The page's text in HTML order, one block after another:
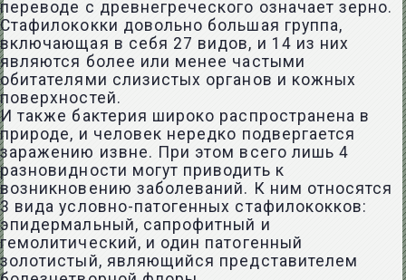
переводе с древнегреческого означает зерно.
Стафилококки довольно большая группа,
включающая в себя 27 видов, и 14 из них
являются более или менее частыми
обитателями слизистых органов и кожных
поверхностей.
И также бактерия широко распространена в
природе, и человек нередко подвергается
заражению извне. При этом всего лишь 4
разновидности могут приводить к
возникновению заболеваний. К ним относятся
3 вида условно-патогенных стафилококков:
эпидермальный, сапрофитный и
гемолитический, и один патогенный
золотистый, являющийся представителем